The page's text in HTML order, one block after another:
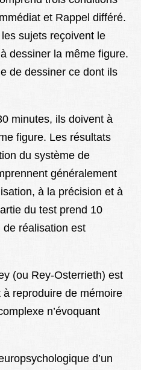
et Rappel différé.
sujets reçoivent le
dessiner la même figure.
de dessiner ce dont ils
minutes, ils doivent à
figure. Les résultats
du système de
généralement
à la précision et à
du test prend 10
de réalisation est
(ou Rey-Osterrieth) est
reproduire de mémoire
n’évoquant
d’un